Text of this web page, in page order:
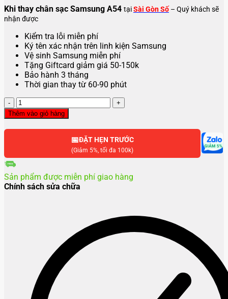
Khi thay chân sạc Samsung A54 tạiSài Gòn Số – Quý khách sẽ
nhận được
Kiểm tra lỗi miễn phí
Ký tên xác nhận trên linh kiện Samsung
Vệ sinh Samsung miễn phí
Tặng Giftcard giảm giá 50-150k
Bảo hành 3 tháng
Thời gian thay từ 60-90 phút
Thay
chân
sạc
Samsung
lượng
Thêm vào giỏ hàng
📅ĐẶT HẸN TRƯỚC
(Giảm 5%, tối đa 100k)
Sản phẩm được miễn phí giao hàng
Chính sách sửa chữa